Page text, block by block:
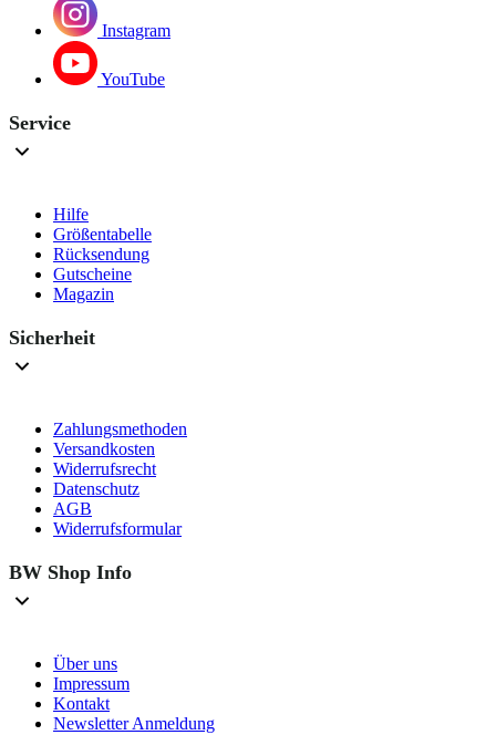
Instagram
YouTube
Service
Hilfe
Größentabelle
Rücksendung
Gutscheine
Magazin
Sicherheit
Zahlungsmethoden
Versandkosten
Widerrufsrecht
Datenschutz
AGB
Widerrufsformular
BW Shop Info
Über uns
Impressum
Kontakt
Newsletter Anmeldung